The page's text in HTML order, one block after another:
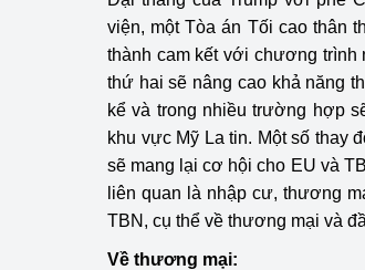
viện, một Tòa án Tối cao thân
thành cam kết với chương trình
thứ hai sẽ nâng cao khả năng
kể và trong nhiều trường hợp
khu vực Mỹ La tin. Một số thay
sẽ mang lại cơ hội cho EU và
liên quan là nhập cư, thương
TBN, cụ thể về thương mại và
Về thương mại: